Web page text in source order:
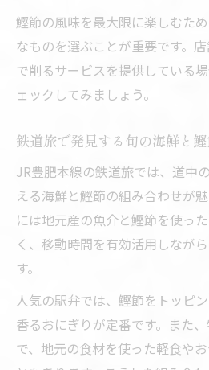
鰹節の風味を最大限に楽しむた
なものを選ぶことが重要です。
で削るサービスを提供している
ェックしてみましょう。
鉄道旅で発見する旬の海鮮と
JR豊肥本線の鉄道旅では、道中
える海鮮と鰹節の組み合わせが
には地元産の魚介と鰹節を使っ
く、移動時間を有効活用しなが
す。
人気の駅弁では、鰹節をトッピ
香るおにぎりが定番です。また
で、地元の食材を使った軽食や